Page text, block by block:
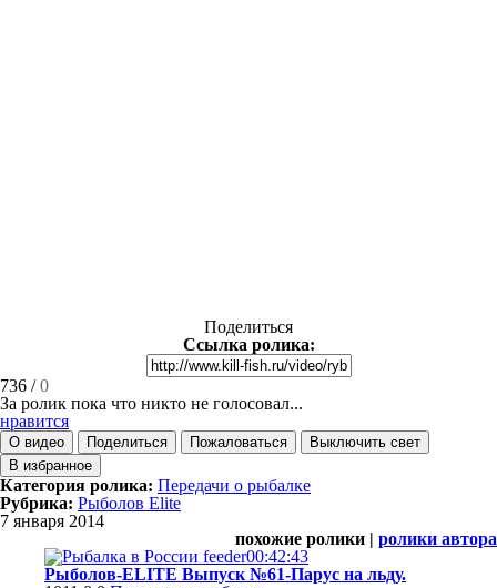
Поделиться
Ссылка ролика:
736 /0
За ролик пока что никто не голосовал...
нравится
О видео Поделиться Пожаловаться
Выключить свет
В избранное
Категория ролика: Передачи о рыбалке
Рубрика: Рыболов Elite
7 января 2014
похожие ролики | ролики автора
00:42:43
Рыболов-ELITE Выпуск №61-Парус на льду.